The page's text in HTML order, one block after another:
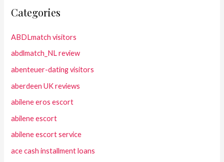
Categories
ABDLmatch visitors
abdlmatch_NL review
abenteuer-dating visitors
aberdeen UK reviews
abilene eros escort
abilene escort
abilene escort service
ace cash installment loans